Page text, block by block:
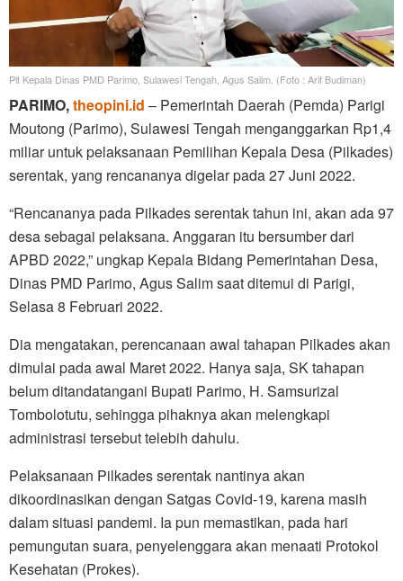
Plt Kepala Dinas PMD Parimo, Sulawesi Tengah, Agus Salim. (Foto : Arif Budiman)
PARIMO,theopini.id – Pemerintah Daerah (Pemda) Parigi
Moutong (Parimo), Sulawesi Tengah menganggarkan Rp1,4
miliar untuk pelaksanaan Pemilihan Kepala Desa (Pilkades)
serentak, yang rencananya digelar pada 27 Juni 2022.
“Rencananya pada Pilkades serentak tahun ini, akan ada 97
desa sebagai pelaksana. Anggaran itu bersumber dari
APBD 2022,” ungkap Kepala Bidang Pemerintahan Desa,
Dinas PMD Parimo, Agus Salim saat ditemui di Parigi,
Selasa 8 Februari 2022.
Dia mengatakan, perencanaan awal tahapan Pilkades akan
dimulai pada awal Maret 2022. Hanya saja, SK tahapan
belum ditandatangani Bupati Parimo, H. Samsurizal
Tombolotutu, sehingga pihaknya akan melengkapi
administrasi tersebut telebih dahulu.
Pelaksanaan Pilkades serentak nantinya akan
dikoordinasikan dengan Satgas Covid-19, karena masih
dalam situasi pandemi. Ia pun memastikan, pada hari
pemungutan suara, penyelenggara akan menaati Protokol
Kesehatan (Prokes).